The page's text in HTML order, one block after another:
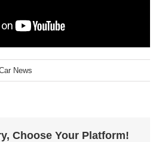
News
Choose Your Platform!